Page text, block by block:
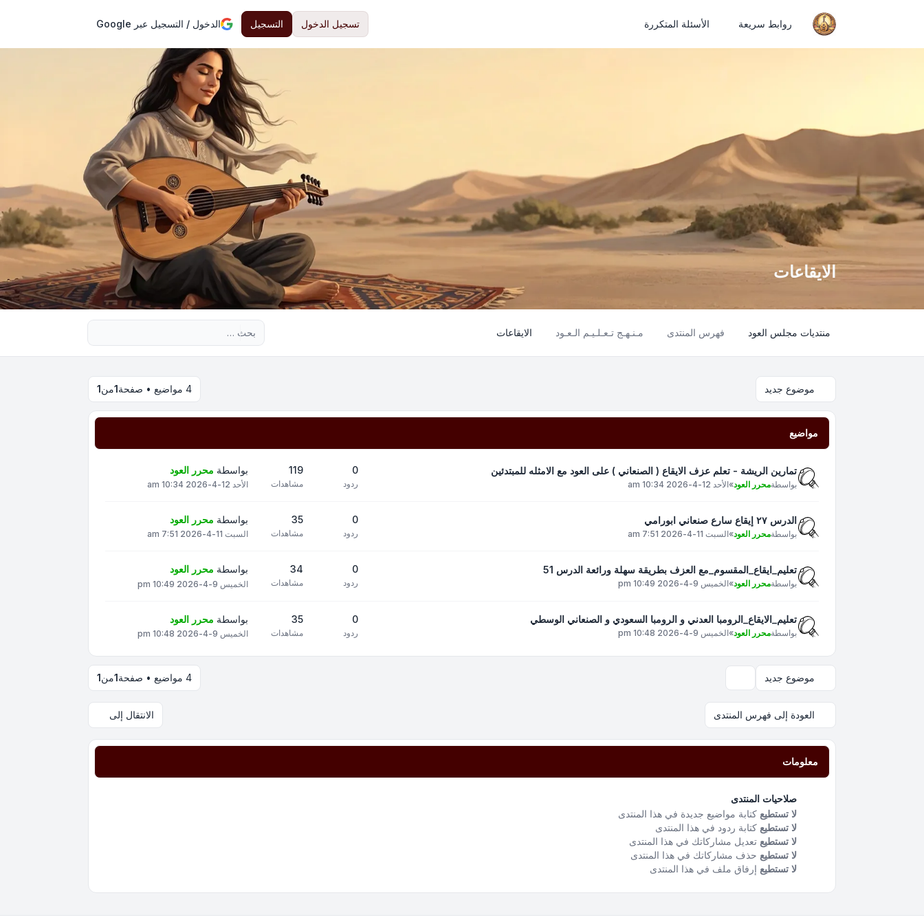
روابط سريعة الأسئلة المتكررة تسجيل الدخول التسجيل الدخول / التسجيل عبر Google
الايقاعات
منتديات مجلس العود فهرس المنتدى مـنـهـج تـعـلـيـم الـعـود الايقاعات
موضوع جديد 4 مواضيع • صفحة 1من1
مواضيع
تمارين الريشة - تعلم عزف الايقاع ( الصنعاني ) على العود مع الامثله للمبتدئين
بواسطةمحرر العود»الأحد 12-4-2026 10:34 am
0
ردود
119
مشاهدات
بواسطة محرر العود
الأحد 12-4-2026 10:34 am
الدرس ٢٧ إيقاع سارع صنعاني ابورامي
بواسطةمحرر العود»السبت 11-4-2026 7:51 am
0
ردود
35
مشاهدات
بواسطة محرر العود
السبت 11-4-2026 7:51 am
تعليم_ايقاع_المقسوم_مع العزف بطريقة سهلة ورائعة الدرس 51
بواسطةمحرر العود»الخميس 9-4-2026 10:49 pm
0
ردود
34
مشاهدات
بواسطة محرر العود
الخميس 9-4-2026 10:49 pm
تعليم_الايقاع_الرومبا العدني و الرومبا السعودي و الصنعاني الوسطي
بواسطةمحرر العود»الخميس 9-4-2026 10:48 pm
0
ردود
35
مشاهدات
بواسطة محرر العود
الخميس 9-4-2026 10:48 pm
موضوع جديد 4 مواضيع • صفحة 1من1
العودة إلى فهرس المنتدى الانتقال إلى
معلومات
صلاحيات المنتدى
لا تستطيع كتابة مواضيع جديدة في هذا المنتدى
لا تستطيع كتابة ردود في هذا المنتدى
لا تستطيع تعديل مشاركاتك في هذا المنتدى
لا تستطيع حذف مشاركاتك في هذا المنتدى
لا تستطيع إرفاق ملف في هذا المنتدى